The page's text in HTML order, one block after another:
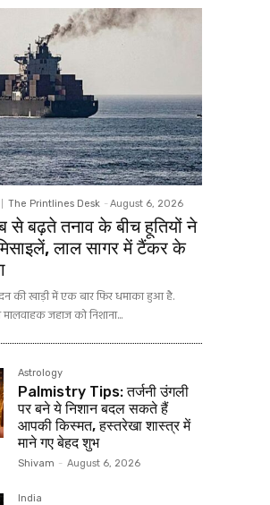
The Printlines Desk - August 6, 2026
से बढ़ते तनाव के बीच हूतियों ने
लाल सागर में टैंकर के
की खाड़ी में एक बार फिर धमाका हुआ है.
जहाज को निशाना...
Astrology
Palmistry Tips: तर्जनी उंगली
पर बने ये निशान बदल सकते हैं
आपकी किस्मत, हस्तरेखा शास्त्र में
माने गए बेहद शुभ
Shivam - August 6, 2026
India